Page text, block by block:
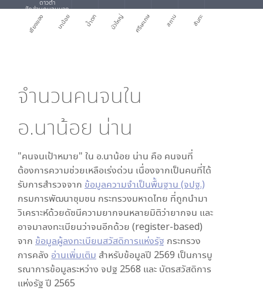
เชียงของ นาน้อย น้ำตก บัวใหญ่ ศรีษะเกษ สถาน สันทะ
ดาวต่ำ
สัดส่วนคนจนมาก
จำนวนคนจนใน
อ.นาน้อย น่าน
"คนจนเป้าหมาย" ใน อ.นาน้อย น่าน คือ คนจนที่
ต้องการความช่วยเหลือเร่งด่วน เนื่องจากเป็นคนที่ได้
รับการสำรวจจาก ข้อมูลความจำเป็นพื้นฐาน (จปฐ.)
กรมการพัฒนาชุมชน กระทรวงมหาดไทย ที่ถูกนำมา
วิเคราะห์ด้วยดัชนีความยากจนหลายมิติว่ายากจน และ
อาจมาลงทะเบียนว่าจนอีกด้วย (register-based)
จาก ข้อมูลผู้ลงทะเบียนสวัสดิการแห่งรัฐ กระทรวง
การคลัง อ่านเพิ่มเติม สำหรับข้อมูลปี 2569 เป็นการบู
รณาการข้อมูลระหว่าง จปฐ 2568 และ บัตรสวัสดิการ
แห่งรัฐ ปี 2565